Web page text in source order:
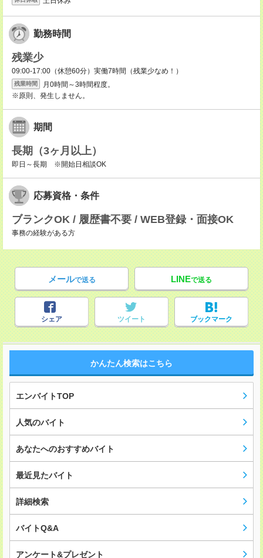
勤務時間
残業少
09:00-17:00（休憩60分）実働7時間（残業少なめ！）
残業時間
月0時間～3時間程度。
※原則、発生しません。
期間
長期（3ヶ月以上）
即日～長期 ※開始日相談OK
応募資格・条件
ブランクOK / 履歴書不要 / WEB登録・面接OK
事務の経験がある方
メールで送る LINEで送る
シェア ツイート ブックマーク
かんたん検索はこちら
エンバイトTOP
人気のバイト
あなたへのおすすめバイト
最近見たバイト
詳細検索
バイトQ&A
アンケート&プレゼント